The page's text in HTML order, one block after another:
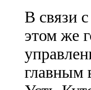
В связи
этом же
главным